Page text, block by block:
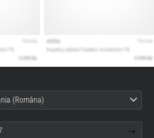
(Româna)